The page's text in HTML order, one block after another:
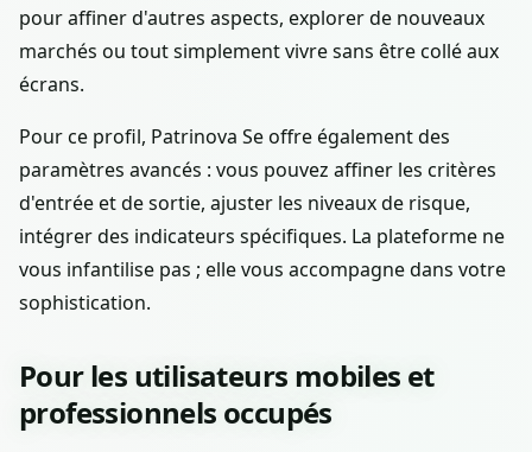
pour affiner d'autres aspects, explorer de nouveaux
marchés ou tout simplement vivre sans être collé aux
écrans.
Pour ce profil, Patrinova Se offre également des
paramètres avancés : vous pouvez affiner les critères
d'entrée et de sortie, ajuster les niveaux de risque,
intégrer des indicateurs spécifiques. La plateforme ne
vous infantilise pas ; elle vous accompagne dans votre
sophistication.
Pour les utilisateurs mobiles et
professionnels occupés